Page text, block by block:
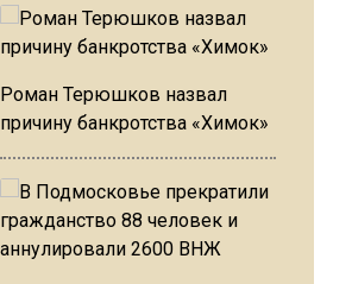
Роман Терюшков назвал
причину банкротства «Химок»